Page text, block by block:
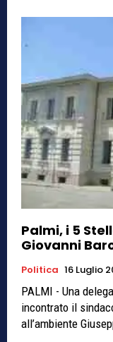
Palmi, i 5
Giovanni
Politica 16 Luglio
PALMI - Una
incontrato il
all’ambiente